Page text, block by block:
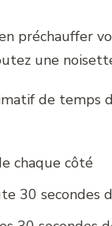
préchauffer
une
de temps
chaque côté
30 secondes